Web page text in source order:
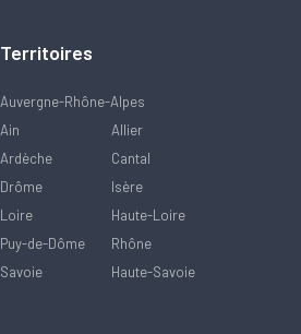
Territoires
Auvergne-Rhône-Alpes
Ain
Allier
Ardèche
Cantal
Drôme
Isère
Loire
Haute-Loire
Puy-de-Dôme
Rhône
Savoie
Haute-Savoie